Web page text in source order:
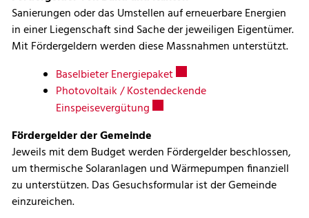
Sanierungen oder das Umstellen auf erneuerbare Energien
in einer Liegenschaft sind Sache der jeweiligen Eigentümer.
Mit Fördergeldern werden diese Massnahmen unterstützt.
Baselbieter EnergiepaketExterner Link wird in einem
Photovoltaik / Kostendeckende
EinspeisevergütungExterner Link wird in einem
Fördergelder der Gemeinde
Jeweils mit dem Budget werden Fördergelder beschlossen,
um thermische Solaranlagen und Wärmepumpen finanziell
zu unterstützen. Das Gesuchsformular ist der Gemeinde
einzureichen.